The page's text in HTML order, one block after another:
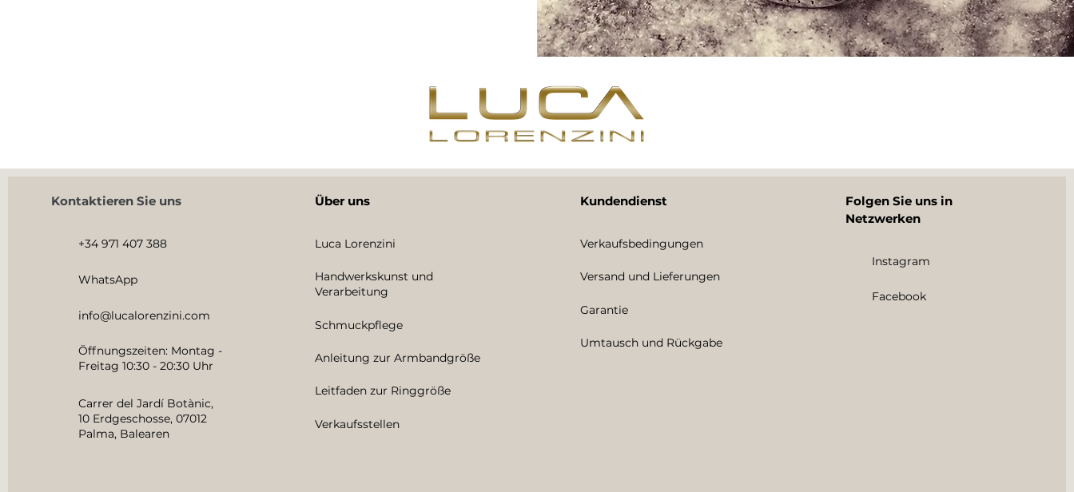
Kontaktieren Sie uns
+34 971 407 388
WhatsApp
info@lucalorenzini.com
Öffnungszeiten: Montag -
Freitag 10:30 - 20:30 Uhr
Carrer del Jardí Botànic,
10 Erdgeschosse, 07012
Palma, Balearen
Über uns
Luca Lorenzini
Handwerkskunst und
Verarbeitung
Schmuckpflege
Anleitung zur Armbandgröße
Leitfaden zur Ringgröße
Verkaufsstellen
Kundendienst
Verkaufsbedingungen
Versand und Lieferungen
Garantie
Umtausch und Rückgabe
Folgen Sie uns in
Netzwerken
Instagram
Facebook